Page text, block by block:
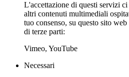
L'accettazione di questi servizi
altri contenuti multimediali
tuo consenso, su questo sito
di terze parti:
Vimeo, YouTube
Necessari